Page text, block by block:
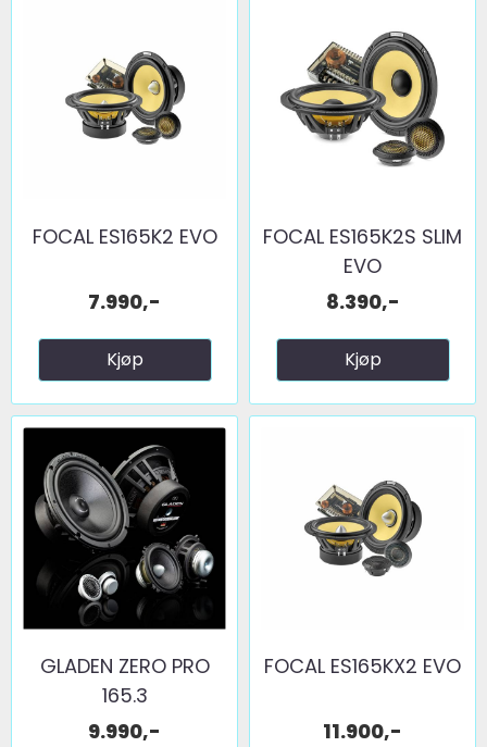
FOCAL ES165K2 EVO
7.990,-
Kjøp
FOCAL ES165K2S SLIM
EVO
8.390,-
Kjøp
GLADEN ZERO PRO
165.3
9.990,-
FOCAL ES165KX2 EVO
11.900,-